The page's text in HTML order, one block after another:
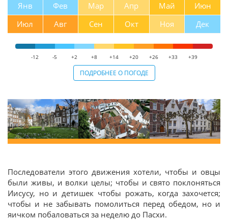
Янв Фев Мар Апр Май
Июн
Июл
Авг Сен Окт Ноя Дек
-12 -5 +2 +8 +14 +20 +26 +33 +39
ПОДРОБНЕЕ О ПОГОДЕ
Последователи этого движения хотели, чтобы и овцы
были живы, и волки целы; чтобы и свято поклоняться
Иисусу, но и детишек чтобы рожать, когда захочется;
чтобы и не забывать помолиться перед обедом, но и
яичком побаловаться за неделю до Пасхи.